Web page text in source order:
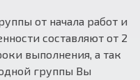
от начала работ и
составляют от 2
выполнения, а так
группы Вы